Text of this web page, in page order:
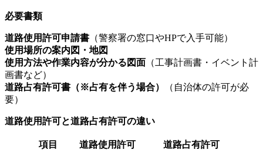
必要書類
道路使用許可申請書 （警察署の窓口やHPで入手可能）
使用場所の案内図・地図
使用方法や作業内容が分かる図面 （工事計画書・イベント計
画書など）
道路占有許可書（※占有を伴う場合）
（自治体の許可が必
要）
道路使用許可と道路占有許可の違い
項目 道路使用許可
道路占有許可